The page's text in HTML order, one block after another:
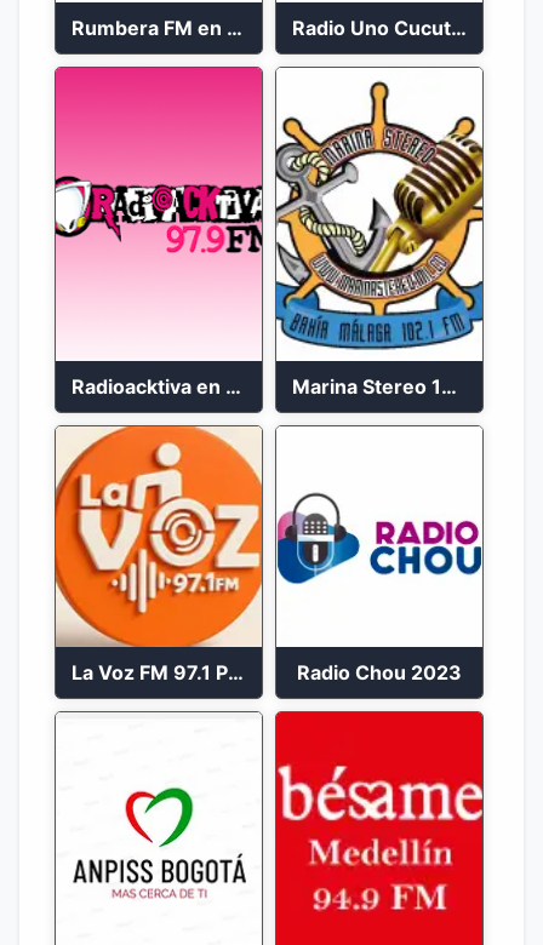
Rumbera FM en vivo 24/7 Radio Uno Cucuta 91.7 FM
Radioacktiva en vivo 97.9 FM Marina Stereo 102.1 FM
La Voz FM 97.1 Popayán en Vivo Radio Chou 2023